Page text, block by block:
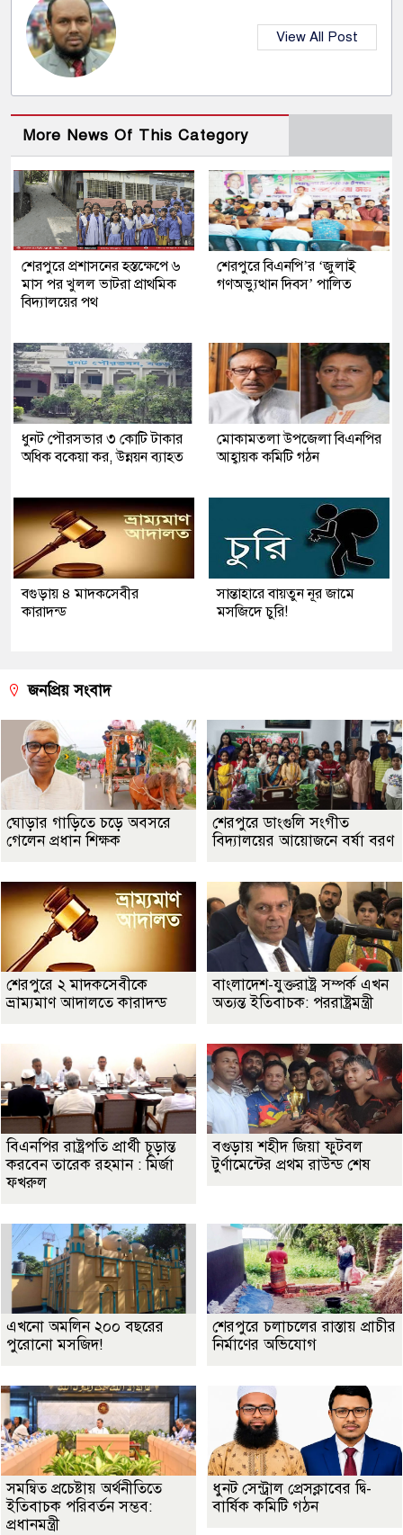
View All Post
More News Of This Category
শেরপুরে প্রশাসনের হস্তক্ষেপে ৬
মাস পর খুলল ভাটরা প্রাথমিক
বিদ্যালয়ের পথ
শেরপুরে বিএনপি’র ‘জুলাই
গণঅভ্যুত্থান দিবস’ পালিত
ধুনট পৌরসভার ৩ কোটি টাকার
অধিক বকেয়া কর, উন্নয়ন ব্যাহত
মোকামতলা উপজেলা বিএনপির
আহ্বায়ক কমিটি গঠন
বগুড়ায় ৪ মাদকসেবীর
কারাদন্ড
সান্তাহারে বায়তুন নূর জামে
মসজিদে চুরি!
জনপ্রিয় সংবাদ
ঘোড়ার গাড়িতে চড়ে অবসরে
গেলেন প্রধান শিক্ষক
শেরপুরে ডাংগুলি সংগীত
বিদ্যালয়ের আয়োজনে বর্ষা বরণ
শেরপুরে ২ মাদকসেবীকে
ভ্রাম্যমাণ আদালতে কারাদন্ড
বাংলাদেশ-যুক্তরাষ্ট্র সম্পর্ক এখন
অত্যন্ত ইতিবাচক: পররাষ্ট্রমন্ত্রী
বিএনপির রাষ্ট্রপতি প্রার্থী চূড়ান্ত
করবেন তারেক রহমান : মির্জা
ফখরুল
বগুড়ায় শহীদ জিয়া ফুটবল
টুর্ণামেন্টের প্রথম রাউন্ড শেষ
এখনো অমলিন ২০০ বছরের
পুরোনো মসজিদ!
শেরপুরে চলাচলের রাস্তায় প্রাচীর
নির্মাণের অভিযোগ
সমন্বিত প্রচেষ্টায় অর্থনীতিতে
ইতিবাচক পরিবর্তন সম্ভব:
প্রধানমন্ত্রী
ধুনট সেন্ট্রাল প্রেসক্লাবের দ্বি-
বার্ষিক কমিটি গঠন